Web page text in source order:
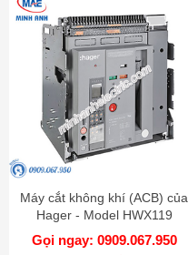
Máy cắt không khí (ACB) của
Hager - Model HWX119
Gọi ngay: 0909.067.950